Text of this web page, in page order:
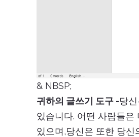
& NBSP;
귀하의 글쓰기 도구 -당
있습니다. 어떤 사람들
있으며,당신은 또한 당